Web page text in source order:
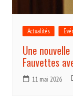
Actualités
Une
Fauvettes
11 mai 2026